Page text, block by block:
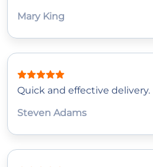
Mary King
Quick and effective delivery.
Steven Adams